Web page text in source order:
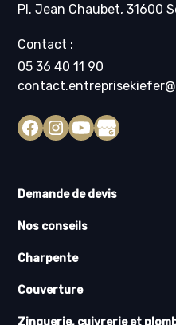
Pl. Jean Chaubet, 31600
Contact :
05 36 40 11 90
Demande de devis
Nos conseils
Charpente
Couverture
Zinguerie, cuivrerie et